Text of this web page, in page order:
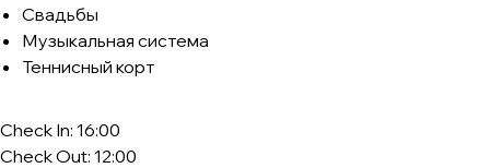
Свадьбы
Музыкальная система
Теннисный корт
Check In: 16:00
Check Out: 12:00